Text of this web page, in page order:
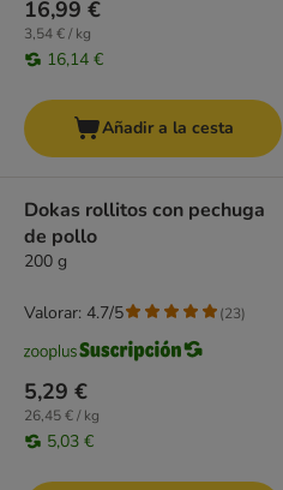
16,99 €
3,54 € / kg
16,14 €
Añadir a la cesta
Dokas rollitos con pechuga
de pollo
200 g
5,29 €
26,45 € / kg
5,03 €
Valorar: 4.7/5 (23)